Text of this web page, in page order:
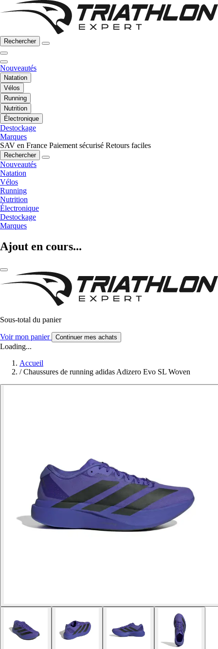
Rechercher
Nouveautés
Natation
Vélos
Running
Nutrition
Électronique
Destockage
Marques
SAV en France Paiement sécurisé Retours faciles
Rechercher
Nouveautés
Natation
Vélos
Running
Nutrition
Électronique
Destockage
Marques
Ajout en cours...
Sous-total du panier
Voir mon panier Continuer mes achats
Loading...
Accueil
/ Chaussures de running adidas Adizero Evo SL Woven